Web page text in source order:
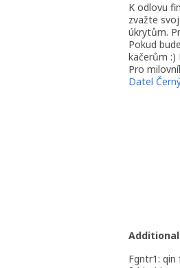
K odlovu
zvažte
úkrytům.
Pokud
kačerům :)
Pro
Datel
Fgntr1: qin